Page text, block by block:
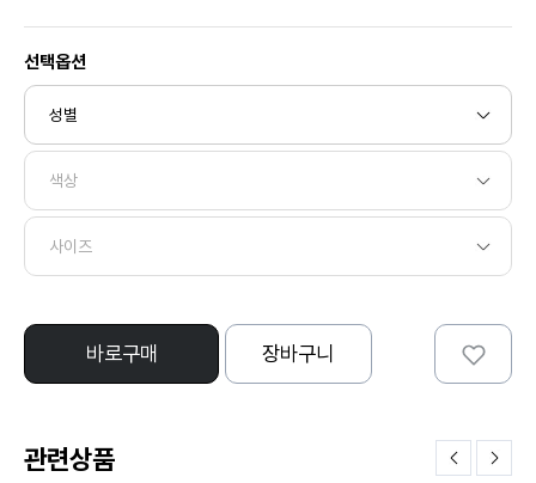
선택옵션
바로구매 장바구니
관련상품